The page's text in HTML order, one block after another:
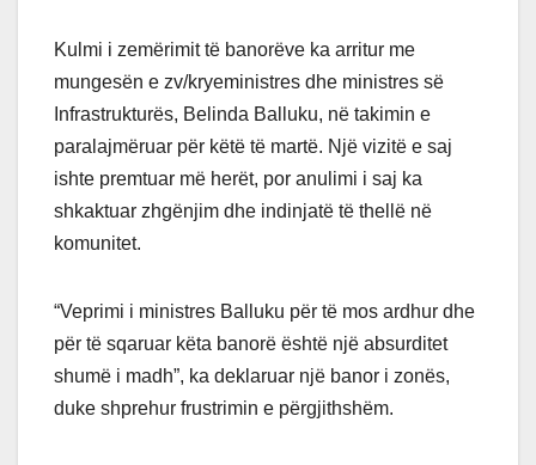
Kulmi i zemërimit të banorëve ka arritur me
mungesën e zv/kryeministres dhe ministres së
Infrastrukturës, Belinda Balluku, në takimin e
paralajmëruar për këtë të martë. Një vizitë e saj
ishte premtuar më herët, por anulimi i saj ka
shkaktuar zhgënjim dhe indinjatë të thellë në
komunitet.
“Veprimi i ministres Balluku për të mos ardhur dhe
për të sqaruar këta banorë është një absurditet
shumë i madh”, ka deklaruar një banor i zonës,
duke shprehur frustrimin e përgjithshëm.